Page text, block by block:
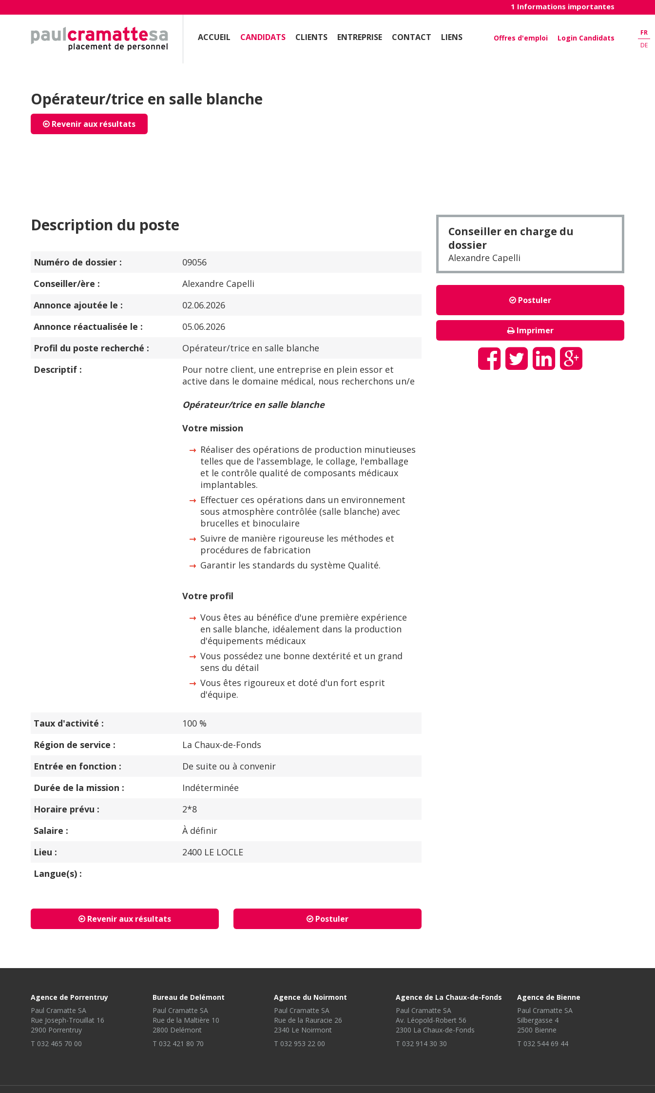
1 Informations importantes
ACCUEIL CANDIDATS CLIENTS ENTREPRISE CONTACT LIENS Login Candidats
Offres d'emploi
FR
DE
Opérateur/trice en salle blanche
Revenir aux résultats
Description du poste
Numéro de dossier :
09056
Conseiller/ère :
Alexandre Capelli
Annonce ajoutée le :
02.06.2026
Annonce réactualisée le :
05.06.2026
Profil du poste recherché :
Opérateur/trice en salle blanche
Descriptif :
Pour notre client, une entreprise en plein essor et
active dans le domaine médical, nous recherchons un/e
Opérateur/trice en salle blanche
Votre mission
Réaliser des opérations de production minutieuses
telles que de l'assemblage, le collage, l'emballage
et le contrôle qualité de composants médicaux
implantables.
Effectuer ces opérations dans un environnement
sous atmosphère contrôlée (salle blanche) avec
brucelles et binoculaire
Suivre de manière rigoureuse les méthodes et
procédures de fabrication
Garantir les standards du système Qualité.
Votre profil
Vous êtes au bénéfice d'une première expérience
en salle blanche, idéalement dans la production
d'équipements médicaux
Vous possédez une bonne dextérité et un grand
sens du détail
Vous êtes rigoureux et doté d'un fort esprit
d'équipe.
Taux d'activité :
100 %
Région de service :
La Chaux-de-Fonds
Entrée en fonction :
De suite ou à convenir
Durée de la mission :
Indéterminée
Horaire prévu :
2*8
Salaire :
À définir
Lieu :
2400 LE LOCLE
Langue(s) :
Conseiller en charge du
dossier
Alexandre Capelli
Postuler
Imprimer
Revenir aux résultats Postuler
Agence de Porrentruy
Paul Cramatte SA
Rue Joseph-Trouillat 16
2900 Porrentruy
T 032 465 70 00
Bureau de Delémont
Paul Cramatte SA
Rue de la Maltière 10
2800 Delémont
T 032 421 80 70
Agence du Noirmont
Paul Cramatte SA
Rue de la Rauracie 26
2340 Le Noirmont
T 032 953 22 00
Agence de La Chaux-de-Fonds
Paul Cramatte SA
Av. Léopold-Robert 56
2300 La Chaux-de-Fonds
T 032 914 30 30
Agence de Bienne
Paul Cramatte SA
Silbergasse 4
2500 Bienne
T 032 544 69 44